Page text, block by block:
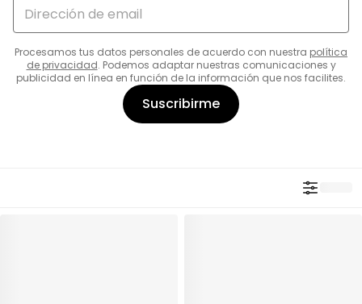
Procesamos tus datos personales de acuerdo con nuestra política
de privacidad. Podemos adaptar nuestras comunicaciones y
publicidad en línea en función de la información que nos facilites.
Suscribirme